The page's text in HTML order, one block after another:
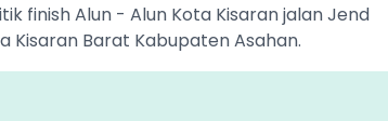
finish Alun - Alun Kota Kisaran jalan Jend
Kisaran Barat Kabupaten Asahan.